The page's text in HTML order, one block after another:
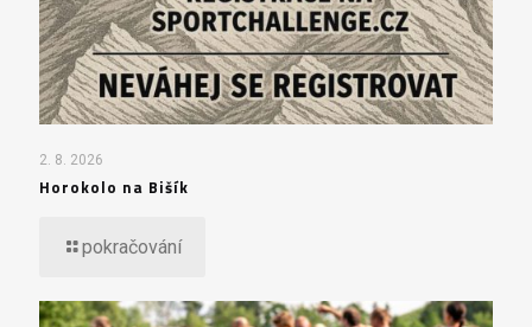
2. 8. 2026
Horokolo na Bišík
pokračování